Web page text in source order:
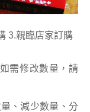
3.親臨店家訂購
需修改數量，請
、減少數量、分